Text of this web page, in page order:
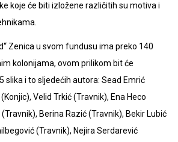
koje će biti izložene različitih su motiva i
Zenica u svom fundusu ima preko 140
kolonijama, ovom prilikom bit će
slika i to sljedećih autora: Sead Emrić
Velid Trkić (Travnik), Ena Heco
Berina Razić (Travnik), Bekir Lubić
(Travnik), Nejira Serdarević